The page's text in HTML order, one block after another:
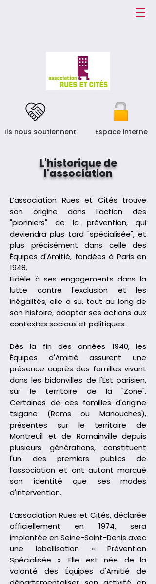
Ils nous soutiennent Espace interne
L'historique de
l'association
L’association Rues et Cités trouve
son origine dans l'action des
"pionniers" de la prévention, qui
deviendra plus tard "spécialisée", et
plus précisément dans celle des
Équipes d'Amitié, fondées à Paris en
1948.
Fidèle à ses engagements dans la
lutte contre l'exclusion et les
inégalités, elle a su, tout au long de
son histoire, adapter ses actions aux
contextes sociaux et politiques.
Dès la fin des années 1940, les
Équipes d'Amitié assurent une
présence auprès des familles vivant
dans les bidonvilles de l'Est parisien,
sur le territoire de la "Zone".
Certaines de ces familles d'origine
tsigane (Roms ou Manouches),
présentes sur le territoire de
Montreuil et de Romainville depuis
plusieurs générations, constituent
l'un des premiers publics de
l’association et ont autant marqué
son identité que ses modes
d'intervention.
L’association Rues et Cités, déclarée
officiellement en 1974, sera
implantée en Seine-Saint-Denis avec
une labellisation « Prévention
Spécialisée ». Elle est née de la
volonté des Équipes d'Amitié de